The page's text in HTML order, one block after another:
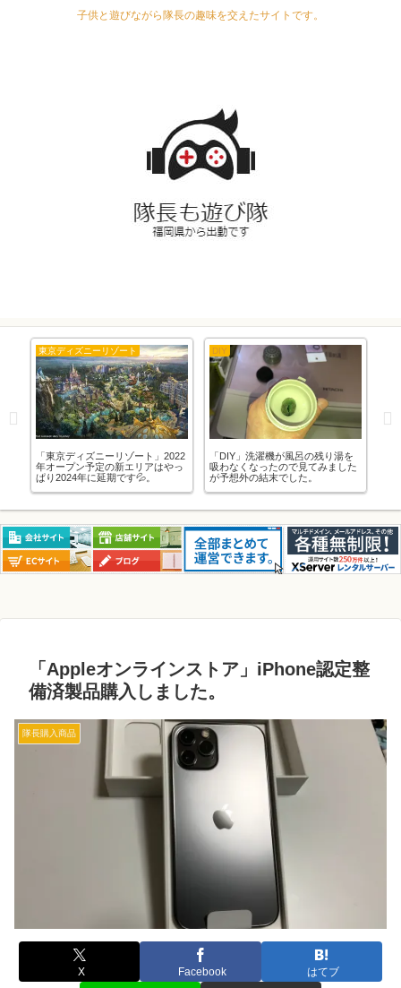
子供と遊びながら隊長の趣味を交えたサイトです。
東京ディズニーリゾート
「東京ディズニーリゾート」2022
年オープン予定の新エリアはやっ
ぱり2024年に延期です💦。
DIY
「DIY」洗濯機が風呂の残り湯を
吸わなくなったので見てみました
が予想外の結末でした。
「Appleオンラインストア」iPhone認定整
備済製品購入しました。
隊長購入商品
X Facebook はてブ